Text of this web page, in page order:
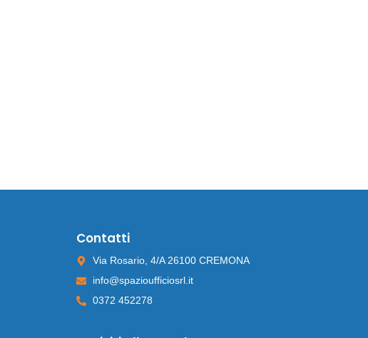
Contatti
Via Rosario, 4/A 26100 CREMONA
info@spazioufficiosrl.it
0372 452278